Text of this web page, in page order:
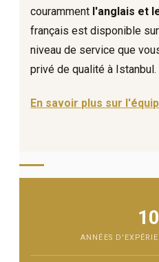
couramment l'anglais et
français est disponible
niveau de service que
privé de qualité à Istanbul.
En savoir plus sur
ANNÉES